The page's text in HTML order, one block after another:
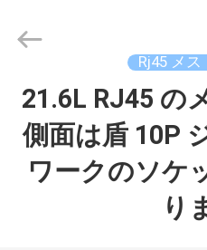
家
2015
Electronics
Rights
Reserved.
Rj45 メス
21.6L RJ45 の
側面は盾 10P
ワークのソケ
り